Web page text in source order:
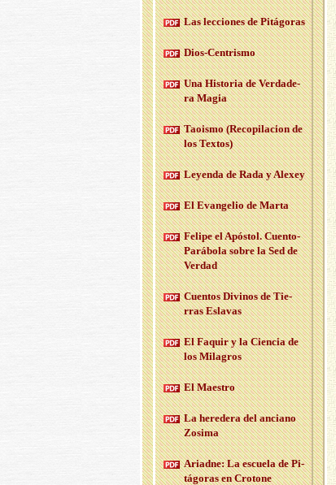
Las lec­cio­nes de Pi­tá­go­ras
Dios-Cen­tris­mo
Una His­to­ria de Ver­da­de­
ra Magia
Taois­mo (Re­co­pi­la­cion de
los Tex­tos)
Le­yen­da de Rada y Ale­xey
El Evan­ge­lio de Marta
Fe­li­pe el Após­tol. Cuen­to-
Pa­rá­bo­la sobre la Sed de
Ver­dad
Cuen­tos Di­vi­nos de Tie­
rras Es­la­vas
El Fa­quir y la Cien­cia de
los Mi­la­gros
El Maes­tro
La he­re­de­ra del an­ciano
Zo­si­ma
Ariad­ne: La es­cue­la de Pi­
tá­go­ras en Cro­to­ne